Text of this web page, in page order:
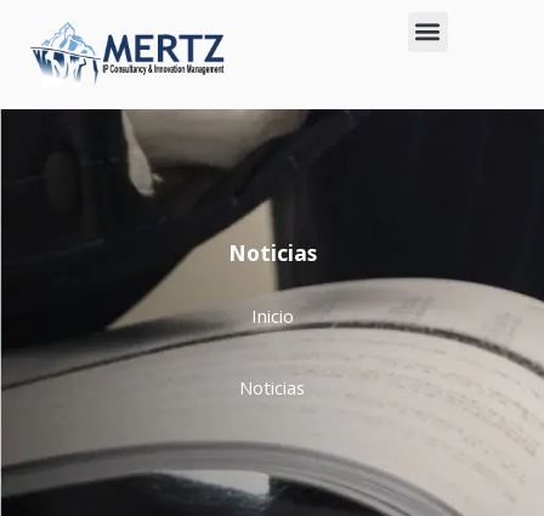
Noticias
Inicio
Noticias